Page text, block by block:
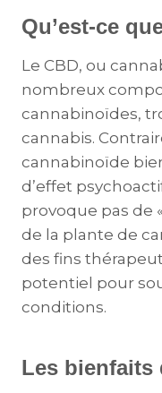
Qu’est-ce
Le CBD, ou
nombreux
cannabinoïdes,
cannabis.
cannabinoïde
d’effet
provoque pas de
de la plante de
des fins
potentiel pour
conditions.
Les bienfaits